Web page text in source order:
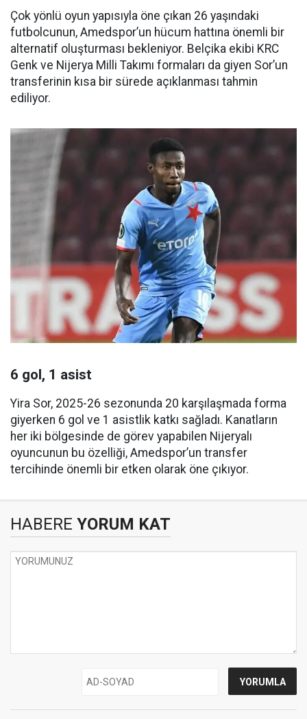
Çok yönlü oyun yapısıyla öne çıkan 26 yaşındaki
futbolcunun, Amedspor’un hücum hattına önemli bir
alternatif oluşturması bekleniyor. Belçika ekibi KRC
Genk ve Nijerya Milli Takımı formaları da giyen Sor’un
transferinin kısa bir sürede açıklanması tahmin
ediliyor.
6 gol, 1 asist
Yira Sor, 2025-26 sezonunda 20 karşılaşmada forma
giyerken 6 gol ve 1 asistlik katkı sağladı. Kanatların
her iki bölgesinde de görev yapabilen Nijeryalı
oyuncunun bu özelliği, Amedspor’un transfer
tercihinde önemli bir etken olarak öne çıkıyor.
HABERE YORUM KAT